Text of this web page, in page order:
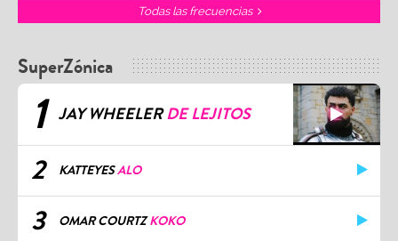
Todas las frecuencias
SuperZónica
1 JAY WHEELERDE LEJITOS
2 KATTEYESALO
3 OMAR COURTZKOKO